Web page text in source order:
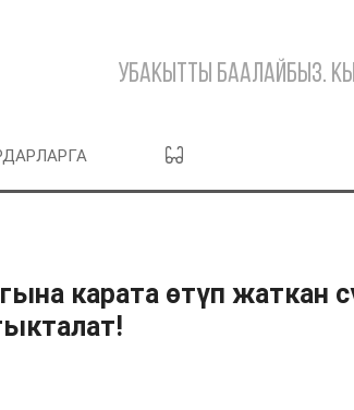
Убакытты баалайбыз.
карата өтүп жаткан